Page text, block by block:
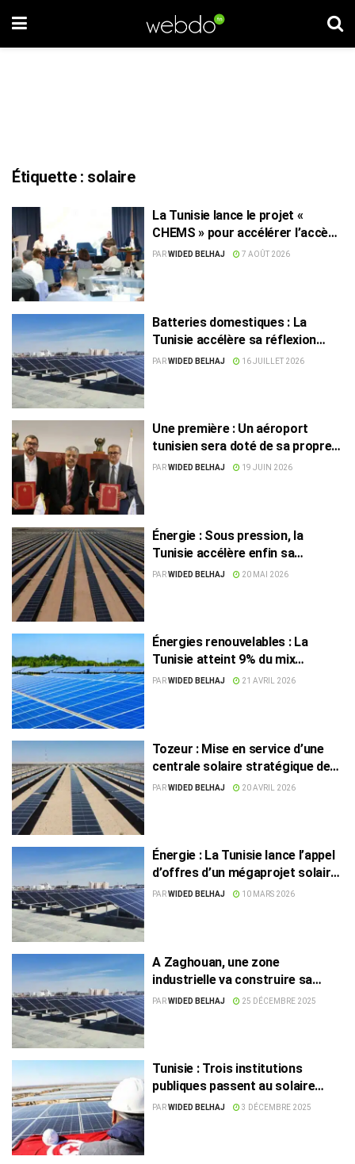
Étiquette : solaire
La Tunisie lance le projet «
CHEMS » pour accélérer l’accès
des PME à l’énergie solaire
PARWIDED BELHAJ 7 AOÛT 2026
Batteries domestiques : La
Tunisie accélère sa réflexion
pour stocker l’électricité solaire
PARWIDED BELHAJ 16 JUILLET 2026
Une première : Un aéroport
tunisien sera doté de sa propre
centrale solaire
PARWIDED BELHAJ 19 JUIN 2026
Énergie : Sous pression, la
Tunisie accélère enfin sa
transition vers le solaire
PARWIDED BELHAJ 20 MAI 2026
Énergies renouvelables : La
Tunisie atteint 9% du mix
électrique
PARWIDED BELHAJ 21 AVRIL 2026
Tozeur : Mise en service d’une
centrale solaire stratégique de
50 MW
PARWIDED BELHAJ 20 AVRIL 2026
Énergie : La Tunisie lance l’appel
d’offres d’un mégaprojet solaire
avec stockage à Kébili
PARWIDED BELHAJ 10 MARS 2026
A Zaghouan, une zone
industrielle va construire sa
propre centrale solaire
PARWIDED BELHAJ 25 DÉCEMBRE 2025
Tunisie : Trois institutions
publiques passent au solaire
pour réduire la facture
PARWIDED BELHAJ 3 DÉCEMBRE 2025